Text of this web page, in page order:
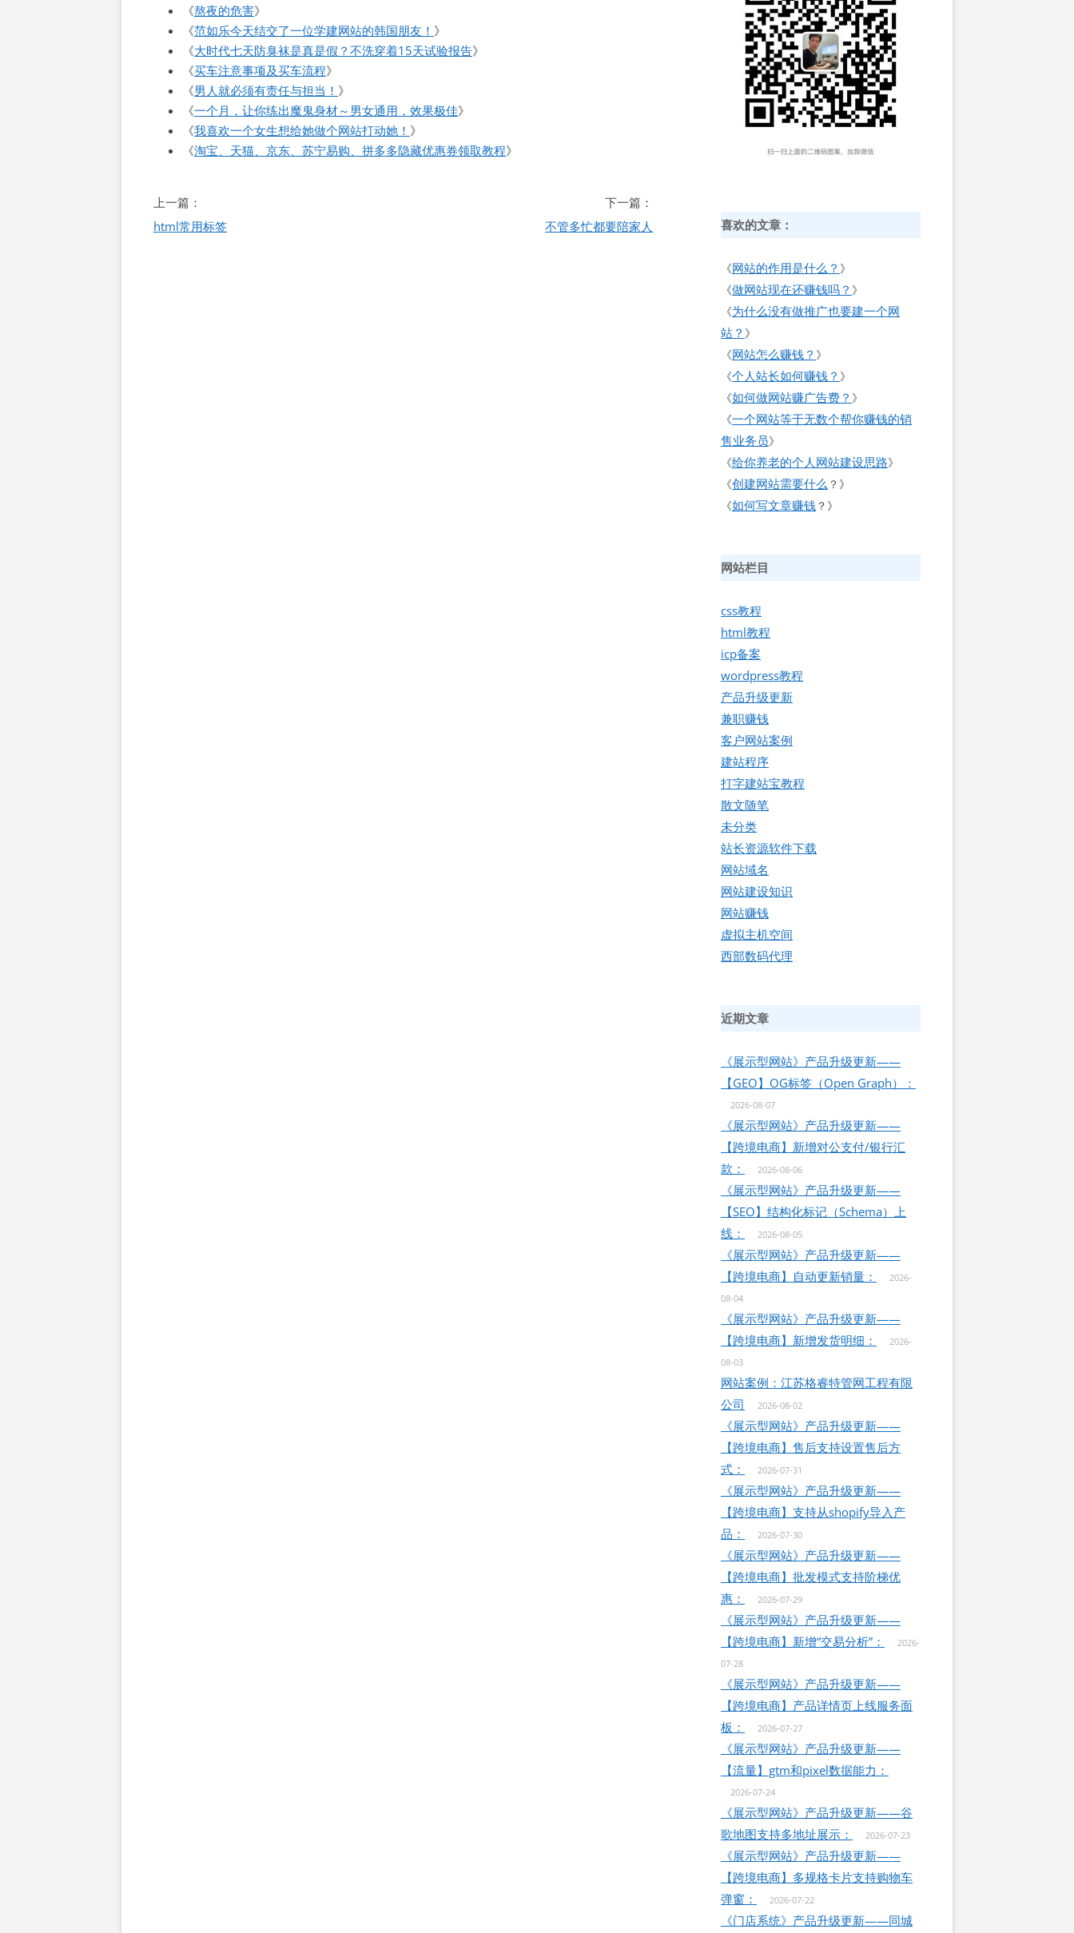
《熬夜的危害》
《范如乐今天结交了一位学建网站的韩国朋友！ 》
《大时代七天防臭袜是真是假？不洗穿着15天试验报告》
《买车注意事项及买车流程》
《男人就必须有责任与担当！ 》
《一个月，让你练出魔鬼身材～男女通用，效果极佳》
《我喜欢一个女生想给她做个网站打动她！ 》
《淘宝、天猫、京东、苏宁易购、拼多多隐藏优惠券领取教程》
文
章
上一篇：
html常用标签
下一篇：
不管多忙都要陪家人
喜欢的文章：
《网站的作用是什么？ 》
《做网站现在还赚钱吗？ 》
《为什么没有做推广也要建一个网
站？ 》
《网站怎么赚钱？ 》
《个人站长如何赚钱？ 》
《如何做网站赚广告费？ 》
《一个网站等于无数个帮你赚钱的销
售业务员》
《给你养老的个人网站建设思路》
《创建网站需要什么 ？》
《如何写文章赚钱 ？》
网站栏目
css教程
html教程
icp备案
wordpress教程
产品升级更新
兼职赚钱
客户网站案例
建站程序
打字建站宝教程
散文随笔
未分类
站长资源软件下载
网站域名
网站建设知识
网站赚钱
虚拟主机空间
西部数码代理
近期文章
《展示型网站》产品升级更新——
【GEO】OG标签（Open Graph）：
2026-08-07
《展示型网站》产品升级更新——
【跨境电商】新增对公支付/银行汇
款：
2026-08-06
《展示型网站》产品升级更新——
【SEO】结构化标记（Schema）上
线：
2026-08-05
《展示型网站》产品升级更新——
【跨境电商】自动更新销量：
2026-
08-04
《展示型网站》产品升级更新——
【跨境电商】新增发货明细：
2026-
08-03
网站案例：江苏格睿特管网工程有限
公司
2026-08-02
《展示型网站》产品升级更新——
【跨境电商】售后支持设置售后方
式：
2026-07-31
《展示型网站》产品升级更新——
【跨境电商】支持从shopify导入产
品：
2026-07-30
《展示型网站》产品升级更新——
【跨境电商】批发模式支持阶梯优
惠：
2026-07-29
《展示型网站》产品升级更新——
【跨境电商】新增“交易分析”：
2026-
07-28
《展示型网站》产品升级更新——
【跨境电商】产品详情页上线服务面
板：
2026-07-27
《展示型网站》产品升级更新——
【流量】gtm和pixel数据能力：
2026-07-24
《展示型网站》产品升级更新——谷
歌地图支持多地址展示：
2026-07-23
《展示型网站》产品升级更新——
【跨境电商】多规格卡片支持购物车
弹窗：
2026-07-22
《门店系统》产品升级更新——同城